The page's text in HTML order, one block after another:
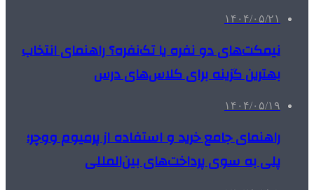
۱۴۰۴/۰۵/۲۱
نیمکت‌های دو نفره یا تک‌نفره؟ راهنمای انتخاب
بهترین گزینه برای کلاس‌های درس
۱۴۰۴/۰۵/۱۹
راهنمای جامع خرید و استفاده از پرمیوم ووچر؛
پلی به سوی پرداخت‌های بین‌المللی